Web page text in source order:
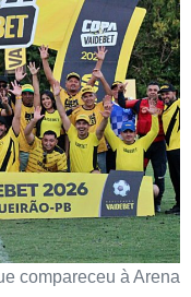
compareceu à Arena